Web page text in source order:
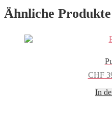
Ähnliche Produkte
CHF
In